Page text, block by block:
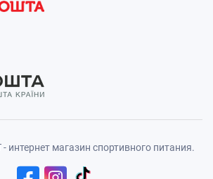
- интернет магазин спортивного питания.